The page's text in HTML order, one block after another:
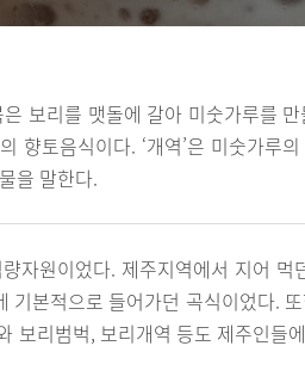
보리를 맷돌에 갈아 미숫가루를
향토음식이다. ‘개역’은 미숫가루
을 말한다.
자원이었다. 제주지역에서 지어 먹
기본적으로 들어가던 곡식이었다.
보리범벅, 보리개역 등도 제주인들